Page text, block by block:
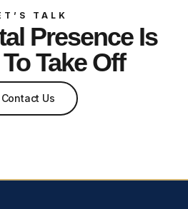
TALK
Presence Is
Take Off
Contact Us